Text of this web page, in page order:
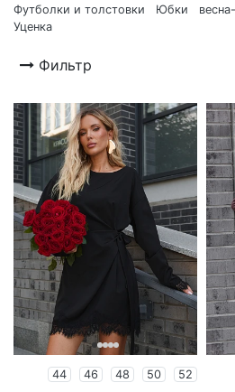
Футболки и толстовки
Юбки
Уценка
Фильтр
44 46 48 50 52